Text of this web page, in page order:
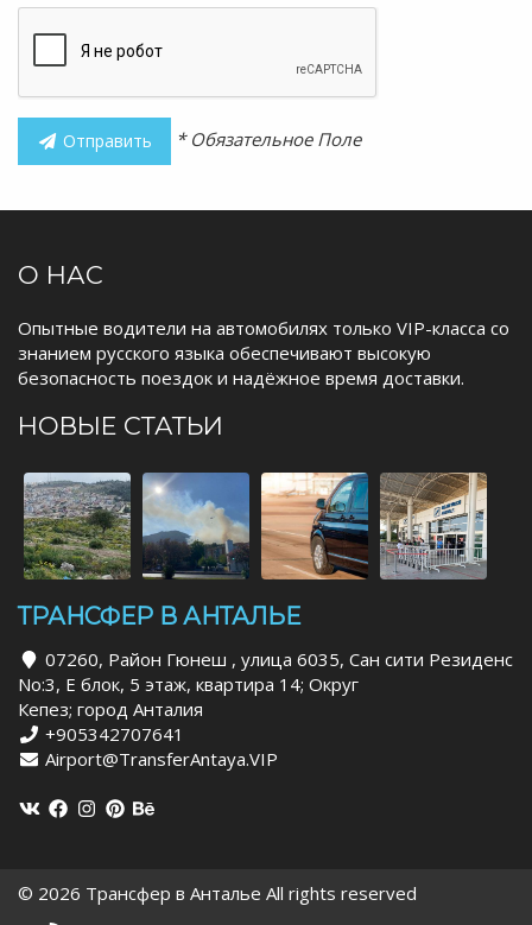
Отправить * Обязательное Поле
О НАС
Опытные водители на автомобилях только VIP-класса со
знанием русского языка обеспечивают высокую
безопасность поездок и надёжное время доставки.
НОВЫЕ СТАТЬИ
ТРАНСФЕР В АНТАЛЬЕ
07260, Район Гюнеш , улица 6035, Сан сити Резиденс
No:3, Е блок, 5 этаж, квартира 14; Округ
Кепез; город Анталия
+905342707641
Airport@TransferAntaya.VIP
© 2026 Трансфер в Анталье All rights reserved